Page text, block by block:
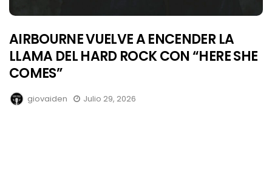
AIRBOURNE VUELVE A ENCENDER LA
LLAMA DEL HARD ROCK CON “HERE SHE
COMES”
giovaiden Julio 29, 2026